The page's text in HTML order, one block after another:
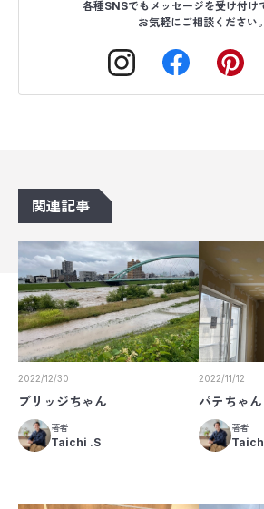
各種SNSでもメッセージを受け付け
お気軽にご相談ください。
関連記事
2022/12/30
ブリッジちゃん
著者
Taichi .S
2022/11/12
パテちゃん
著者